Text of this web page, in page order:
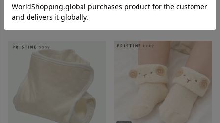
2,860
（1）
（1）